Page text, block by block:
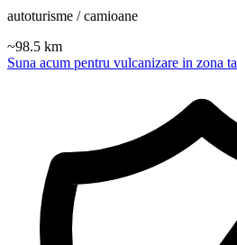
autoturisme / camioane
~98.5 km
Suna acum pentru vulcanizare in zona ta